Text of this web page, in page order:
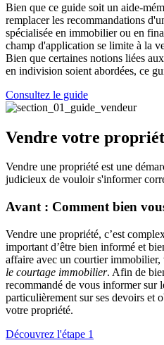
Bien que ce guide soit un aide-
remplacer les recommandations
spécialisée en immobilier ou en
champ d'application se limite à la
Bien que certaines notions liées
en indivision soient abordées, ce
Consultez le guide
Vendre votre
Vendre une propriété est une
judicieux de vouloir s'informer
Avant : Comment bien
Vendre une propriété, c’est
important d’être bien informé et
affaire avec un courtier immobilier,
le courtage immobilier. Afin de
recommandé de vous informer sur
particulièrement sur ses devoirs et
votre propriété.
Découvrez l'étape 1